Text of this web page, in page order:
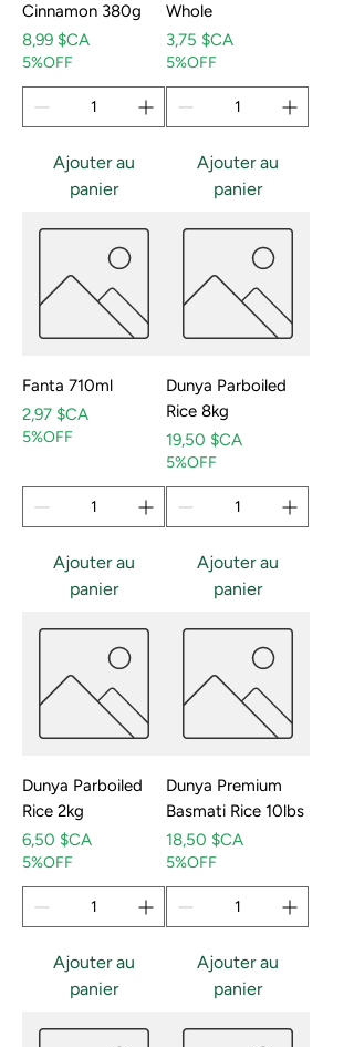
Cinnamon 380g
Prix
8,99 $CA
5%OFF
Ajouter au
panier
Whole
Prix
3,75 $CA
5%OFF
Ajouter au
panier
Fanta 710ml
Prix
2,97 $CA
5%OFF
Ajouter au
panier
Dunya Parboiled
Rice 8kg
Prix
19,50 $CA
5%OFF
Ajouter au
panier
Dunya Parboiled
Rice 2kg
Prix
6,50 $CA
5%OFF
Ajouter au
panier
Dunya Premium
Basmati Rice 10lbs
Prix
18,50 $CA
5%OFF
Ajouter au
panier